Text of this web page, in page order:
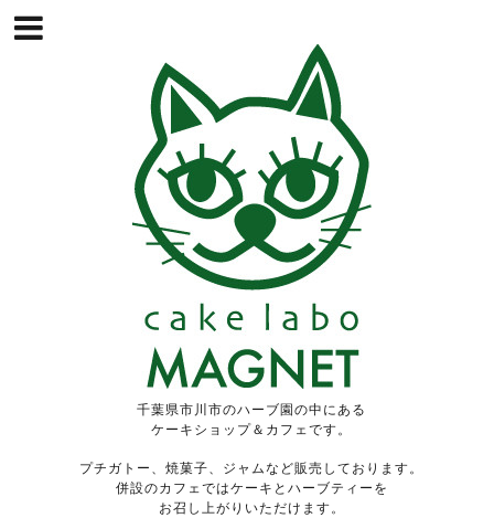
千葉県市川市のハーブ園の中にある
ケーキショップ＆カフェです。
プチガトー、焼菓子、ジャムなど販売しております。
併設のカフェではケーキとハーブティーを
お召し上がりいただけます。